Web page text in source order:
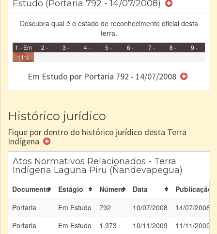
Estudo (Portaria 792 - 14/07/2008)
Descubra qual é o estado de reconhecimento oficial desta
terra.
1 - Em
Identificação
2 -
3 -
4 -
5 -
6 -
e/ou
7 -
8 -
9 -
11%
Em Estudo por Portaria 792 - 14/07/2008
Histórico jurídico
Fique por dentro do histórico jurídico desta Terra
Indígena
Atos Normativos Relacionados - Terra
Indígena Laguna Piru (Ñandevapegua)
Documento Estágio Número Data
Publicação
Portaria
Em Estudo 792 10/07/2008
14/07/2008
Portaria
Em Estudo 1.373 10/11/2009
11/11/2009